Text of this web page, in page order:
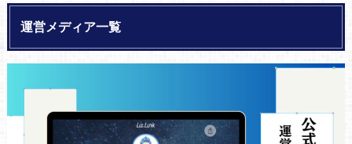
運営メディア一覧